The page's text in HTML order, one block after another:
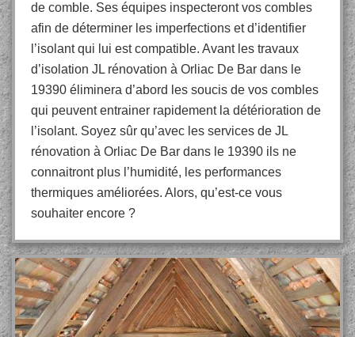
de comble. Ses équipes inspecteront vos combles
afin de déterminer les imperfections et d’identifier
l’isolant qui lui est compatible. Avant les travaux
d’isolation JL rénovation à Orliac De Bar dans le
19390 éliminera d’abord les soucis de vos combles
qui peuvent entrainer rapidement la détérioration de
l’isolant. Soyez sûr qu’avec les services de JL
rénovation à Orliac De Bar dans le 19390 ils ne
connaitront plus l’humidité, les performances
thermiques améliorées. Alors, qu’est-ce vous
souhaiter encore ?